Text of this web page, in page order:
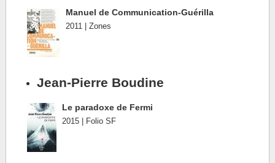
Manuel de Communication-Guérilla
2011 | Zones
Jean-Pierre Boudine
Le paradoxe de Fermi
2015 | Folio SF